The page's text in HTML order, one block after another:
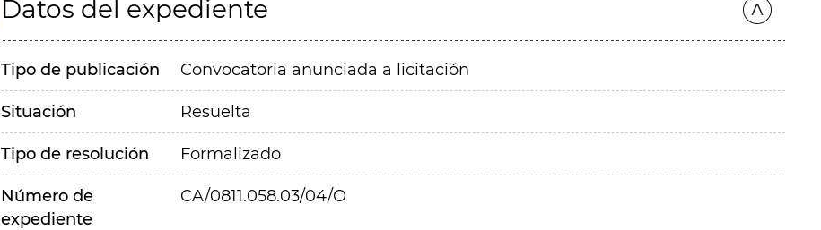
Datos del expediente
Tipo de publicación Convocatoria anunciada a licitación
Situación Resuelta
Tipo de resolución Formalizado
Número de
expediente
CA/0811.058.03/04/O